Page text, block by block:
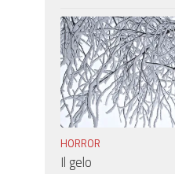
HORROR
Il gelo